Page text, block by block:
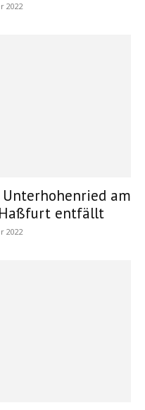
2022
am
Haßfurt entfällt
2022